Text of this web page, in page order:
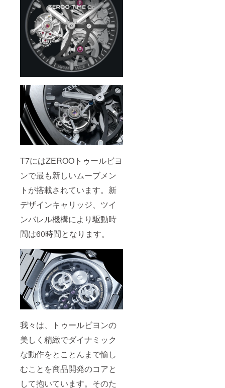
T7にはZEROOトゥールビヨ
ンで最も新しいムーブメン
トが搭載されています。新
デザインキャリッジ、ツイ
ンバレル機構により駆動時
間は60時間となります。
我々は、トゥールビヨンの
美しく精緻でダイナミック
な動作をとことんまで愉し
むことを商品開発のコアと
して抱いています。そのた